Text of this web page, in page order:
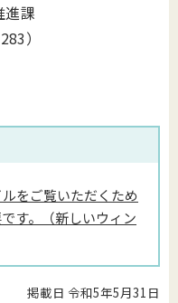
課
）
をご覧いただくため
す。（新しいウィン
掲載日 令和5年5月31日